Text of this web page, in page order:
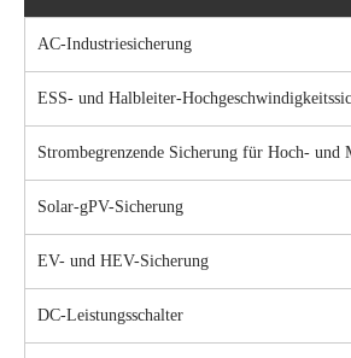
AC-Industriesicherung
ESS- und Halbleiter-
Strombegrenzende Sicherung für Hoch- und
Solar-gPV-Sicherung
EV- und HEV-Sicherung
DC-Leistungsschalter